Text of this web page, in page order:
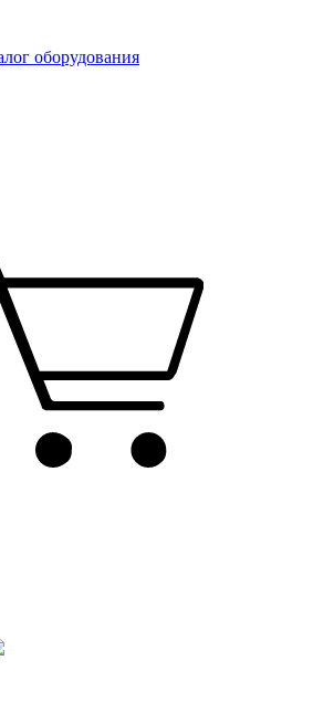
оборудования